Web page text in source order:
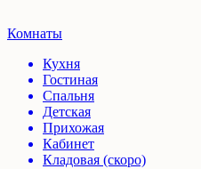
Комнаты
Кухня
Гостиная
Спальня
Детская
Прихожая
Кабинет
Кладовая (скоро)